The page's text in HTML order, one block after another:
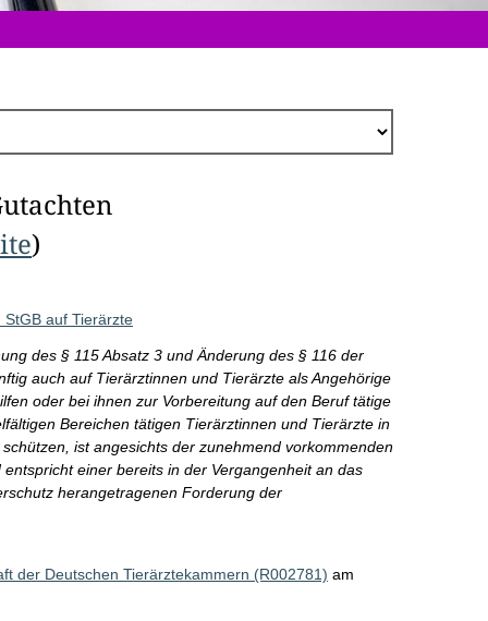
)
auf Tierärzte
des § 115 Absatz 3 und Änderung des § 116 der
auch auf Tierärztinnen und Tierärzte als Angehörige
oder bei ihnen zur Vorbereitung auf den Beruf tätige
Bereichen tätigen Tierärztinnen und Tierärzte in
ist angesichts der zunehmend vorkommenden
einer bereits in der Vergangenheit an das
herangetragenen Forderung der
der Deutschen Tierärztekammern (R002781) am